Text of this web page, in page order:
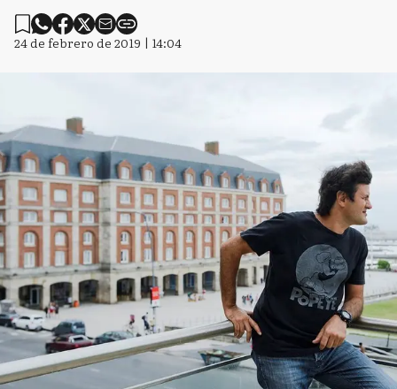
24 de febrero de 2019 | 14:04